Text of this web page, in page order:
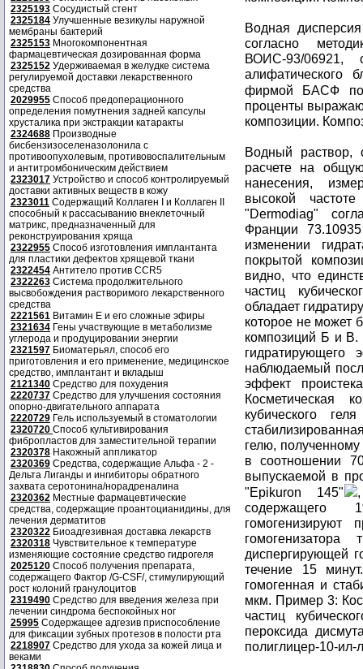
2325193 Сосудистый стент
2325184 Улучшенные везикулы наружной
мембраны бактерий
2325153 Многокомпонентная
фармацевтическая дозированная форма
2325152 Удерживаемая в желудке система
регулируемой доставки лекарственного
средства
2029955 Способ предоперационного
определения помутнения задней капсулы
хрусталика при экстракции катаракты
2324688 Производные
бисбензизоселеназолонила с
противоопухолевым, противовоспалительным
и антитромбоническим действием
2323017 Устройство и способ контролируемый
доставки активных веществ в кожу
2323011 Содержащий Коллаген I и Коллаген II
способный к рассасыванию внеклеточный
матрикс, предназначенный для
реконструирования хряща
2322955 Способ изготовления имплантанта
для пластики дефектов хрящевой ткани
2322454 Антитело против CCR5
2322263 Система продолжительного
высвобождения растворимого лекарственного
средства
2221561 Витамин Е и его сложные эфиры
2321634 Гены участвующие в метаболизме
углерода и продуцировании энергии
2321597 Биоматерьял, способ его
приготовления и его применение, медицинское
средство, имплантант и вкладыш
2121340 Средство для похудения
2220737 Средство для улучшения состояния
опорно-двигательного аппарата
2220729 Гель используемый в стоматологии
2320720 Способ культивирования
фибропластов для заместительной терапии
2320378 Накожный аппликатор
2320369 Средства, содержащие Альфа - 2 -
Дельта Лиганды и ингибиторы обратного
захвата серотонина/норадреналина
2320362 Местные фармацевтические
средства, содержащие проантоцианидины, для
лечения дерматитов
2320322 Биоадгезивная доставка лекарств
2320318 Чувствительное к температуре
изменяющие состояние средство гидрогеля
2025120 Способ получения препарата,
содержащего Фактор /G-CSF/, стимулирующий
рост колоний гранулоцитов
2319490 Средство для введения железа при
лечении синдрома беспокойных ног
25995 Содержащее адгезив приспособление
для фиксации зубных протезов в полости рта
2218907 Средство для ухода за кожей лица и
веками
Водная
согласно
ВОИС-93/
алифатического
фирмой БАСФ
проценты
композиции.
Водный раствор,
расчете на
нанесения,
высокой
"Dermodiag"
Франции
изменении
покрытой
видно, что
частиц
обладает
которое не может
композиций Б и В.
гидратирующего
наблюдаемый
эффект
Косметическая
кубического
гелю,
в соотношении
выпускаемой в
"Epikuron 145"
содержащего
диспергирующей
течение 15
гомогенная и
мкм. Пример 3:
частиц
пероксида
полиглицер-10-ил-